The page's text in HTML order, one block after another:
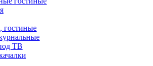
гостиные
ТВ